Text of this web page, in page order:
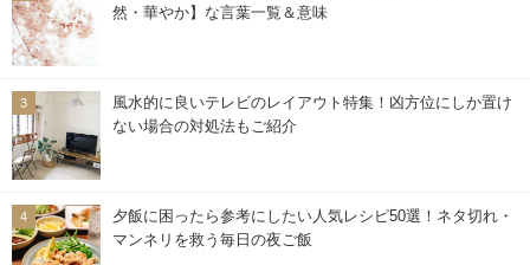
然・華やか】な言葉一覧＆意味
風水的に良いテレビのレイアウト特集！凶方位にしか置け
ない場合の対処法もご紹介
夕飯に困ったら参考にしたい人気レシピ50選！ネタ切れ・
マンネリを救う毎日の夜ご飯